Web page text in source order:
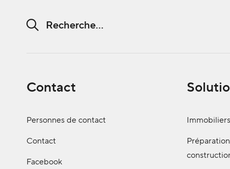
Chaine de recherche (au moins 3 caractères)
Contact
Personnes de contact
Contact
Facebook
Immobiliers